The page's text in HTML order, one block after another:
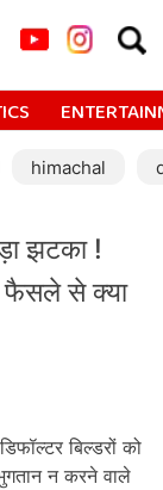
for:
himachal
झटका !
फैसले से क्या
बिल्डरों को
न करने वाले